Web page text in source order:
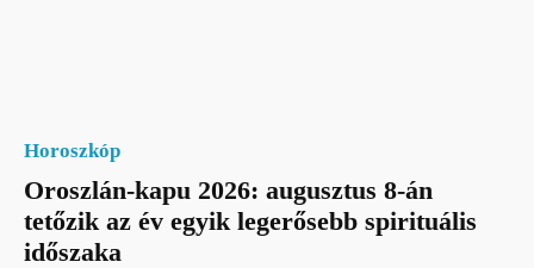
Horoszkóp
Oroszlán-kapu 2026: augusztus 8-án
tetőzik az év egyik legerősebb spirituális
időszaka